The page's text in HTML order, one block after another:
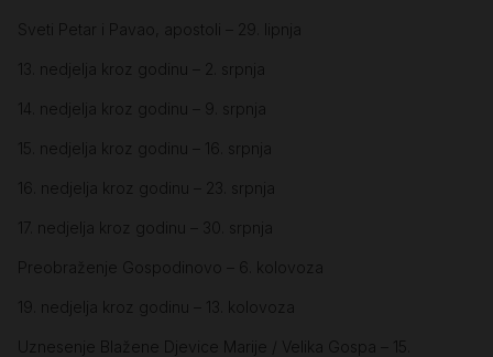
Sveti Petar i Pavao, apostoli – 29. lipnja
13. nedjelja kroz godinu – 2. srpnja
14. nedjelja kroz godinu – 9. srpnja
15. nedjelja kroz godinu – 16. srpnja
16. nedjelja kroz godinu – 23. srpnja
17. nedjelja kroz godinu – 30. srpnja
Preobraženje Gospodinovo – 6. kolovoza
19. nedjelja kroz godinu – 13. kolovoza
Uznesenje Blažene Djevice Marije / Velika Gospa – 15.